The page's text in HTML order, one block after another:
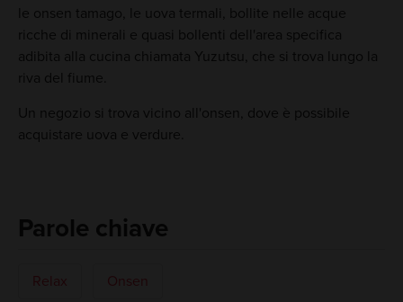
le onsen tamago, le uova termali, bollite nelle acque
ricche di minerali e quasi bollenti dell'area specifica
adibita alla cucina chiamata Yuzutsu, che si trova lungo la
riva del fiume.
Un negozio si trova vicino all'onsen, dove è possibile
acquistare uova e verdure.
Parole chiave
Relax Onsen